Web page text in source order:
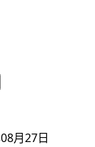
月27日